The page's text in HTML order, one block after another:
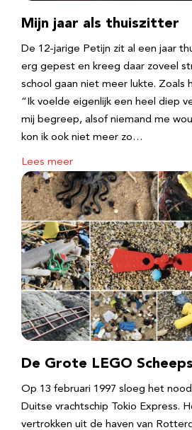
Mijn jaar als thuiszitter
De 12-jarige Petijn zit al een jaar
erg gepest en kreeg daar zoveel
school gaan niet meer lukte. Zoals
“Ik voelde eigenlijk een heel diep
mij begreep, alsof niemand me
kon ik ook niet meer zo…
Lees meer
De Grote LEGO
Op 13 februari 1997 sloeg het
Duitse vrachtschip Tokio Express.
vertrokken uit de haven van